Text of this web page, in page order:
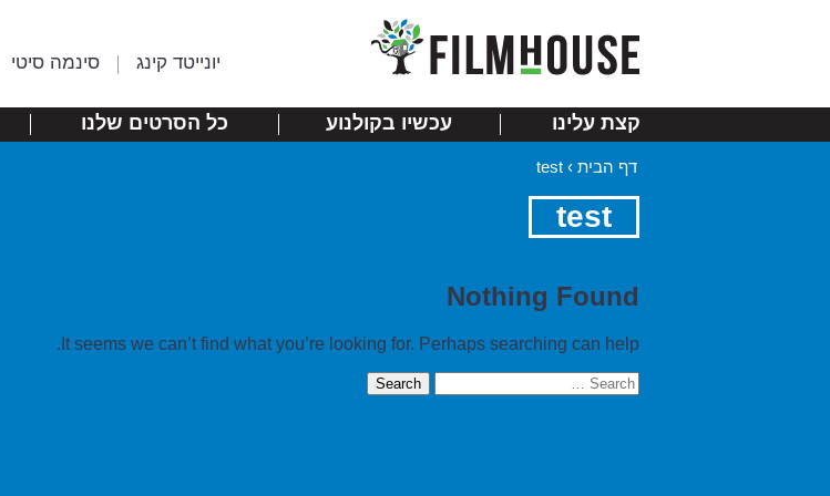
יונייטד קינג סינמה סיטי
קצת עלינו עכשיו בקולנוע כל הסרטים שלנו
דף הבית ›
test
test
Nothing Found
It seems we can’t find what you’re looking for. Perhaps searching can help.
Search
for: